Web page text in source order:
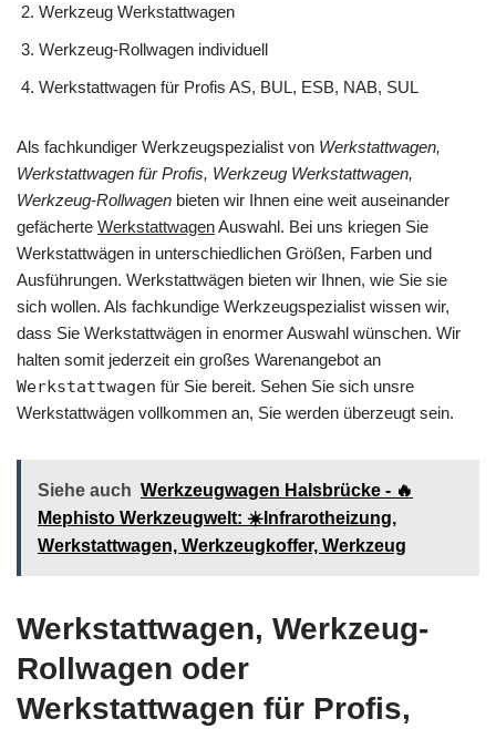
Werkzeug Werkstattwagen
Werkzeug-Rollwagen individuell
Werkstattwagen für Profis AS, BUL, ESB, NAB, SUL
Als fachkundiger Werkzeugspezialist von Werkstattwagen,
Werkstattwagen für Profis, Werkzeug Werkstattwagen,
Werkzeug-Rollwagen bieten wir Ihnen eine weit auseinander
gefächerte WerkstattwagenAuswahl. Bei uns kriegen Sie
Werkstattwägen in unterschiedlichen Größen, Farben und
Ausführungen. Werkstattwägen bieten wir Ihnen, wie Sie sie
sich wollen. Als fachkundige Werkzeugspezialist wissen wir,
dass Sie Werkstattwägen in enormer Auswahl wünschen. Wir
halten somit jederzeit ein großes Warenangebot an
Werkstattwagen für Sie bereit. Sehen Sie sich unsre
Werkstattwägen vollkommen an, Sie werden überzeugt sein.
Siehe auch Werkzeugwagen Halsbrücke - 🔥
Mephisto Werkzeugwelt: ☀️Infrarotheizung,
Werkstattwagen, Werkzeugkoffer, Werkzeug
Werkstattwagen, Werkzeug-
Rollwagen oder
Werkstattwagen für Profis,